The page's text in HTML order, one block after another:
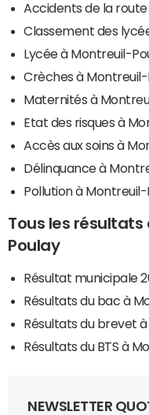
Accidents de la
Classement des
Lycée à Montreuil-
Crèches à Montreuil-
Maternités à
Etat des risques à
Accès aux soins à
Délinquance à
Pollution à Montreuil-
Tous les
Poulay
Résultat municipale
Résultats du bac à
Résultats du brevet
Résultats du BTS à
NEWSLETTER